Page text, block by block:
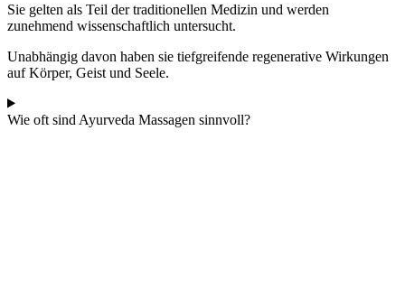
Sie gelten als Teil der traditionellen Medizin und werden
zunehmend wissenschaftlich untersucht.
Unabhängig davon haben sie tiefgreifende regenerative Wirkungen
auf Körper, Geist und Seele.
Wie oft sind Ayurveda Massagen sinnvoll?